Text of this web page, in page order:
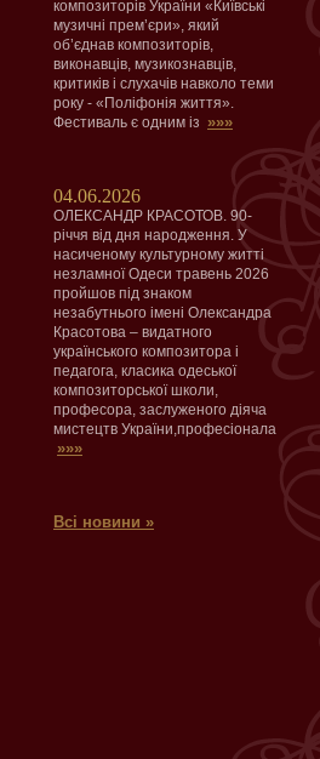
композиторів України «Київські
музичні прем’єри», який
об’єднав композиторів,
виконавців, музикознавців,
критиків і слухачів навколо теми
року - «Поліфонія життя».
Фестиваль є одним із »»»
04.06.2026
ОЛЕКСАНДР КРАСОТОВ. 90-
річчя від дня народження. У
насиченому культурному житті
незламної Одеси травень 2026
пройшов під знаком
незабутнього імені Олександра
Красотова – видатного
українського композитора і
педагога, класика одеської
композиторської школи,
професора, заслуженого діяча
мистецтв України,професіонала
»»»
Всі новини »